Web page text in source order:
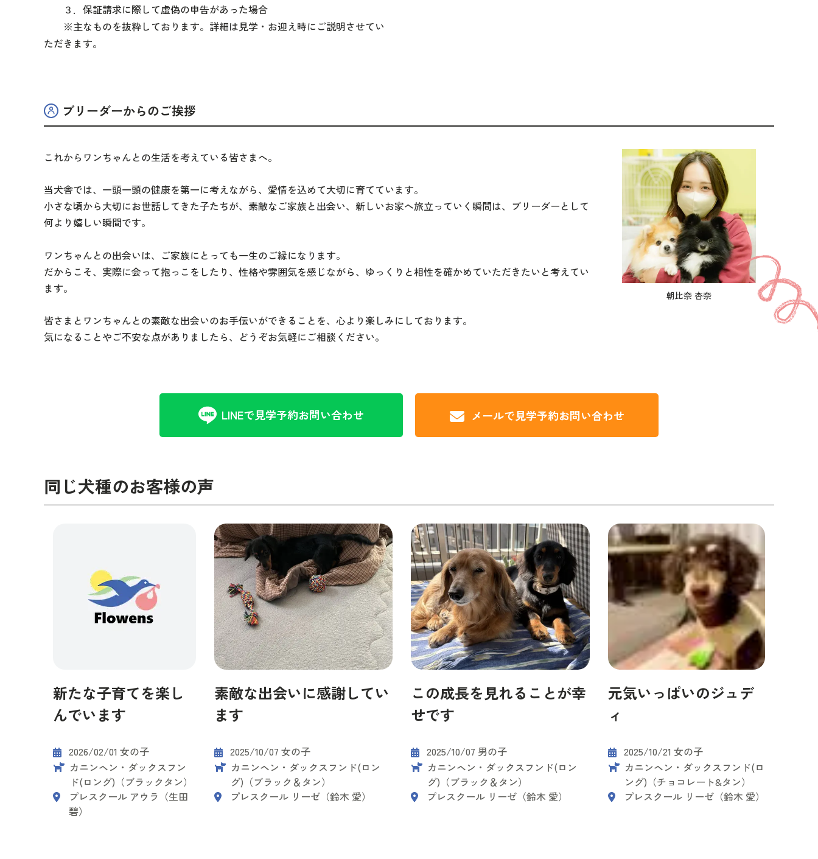
３．保証請求に際して虚偽の申告があった場合
※主なものを抜粋しております。詳細は見学・お迎え時にご説明させてい
ただきます。
ブリーダーからのご挨拶
これからワンちゃんとの生活を考えている皆さまへ。
当犬舎では、一頭一頭の健康を第一に考えながら、愛情を込めて大切に育てています。
小さな頃から大切にお世話してきた子たちが、素敵なご家族と出会い、新しいお家へ旅立っていく瞬間は、ブリーダーとして
何より嬉しい瞬間です。
ワンちゃんとの出会いは、ご家族にとっても一生のご縁になります。
だからこそ、実際に会って抱っこをしたり、性格や雰囲気を感じながら、ゆっくりと相性を確かめていただきたいと考えてい
ます。
皆さまとワンちゃんとの素敵な出会いのお手伝いができることを、心より楽しみにしております。
気になることやご不安な点がありましたら、どうぞお気軽にご相談ください。
朝比奈 杏奈
LINEで見学予約お問い合わせ メールで見学予約お問い合わせ
同じ犬種のお客様の声
新たな子育てを楽し
んでいます
2026/02/01 女の子
カニンヘン・ダックスフン
ド(ロング)（ブラックタン）
プレスクール アウラ（生田
碧）
素敵な出会いに感謝してい
ます
2025/10/07 女の子
カニンヘン・ダックスフンド(ロン
グ)（ブラック＆タン）
プレスクール リーゼ（鈴木 愛）
この成長を見れることが幸
せです
2025/10/07 男の子
カニンヘン・ダックスフンド(ロン
グ)（ブラック＆タン）
プレスクール リーゼ（鈴木 愛）
元気いっぱいのジュデ
ィ
2025/10/21 女の子
カニンヘン・ダックスフンド(ロ
ング)（チョコレート&タン）
プレスクール リーゼ（鈴木 愛）